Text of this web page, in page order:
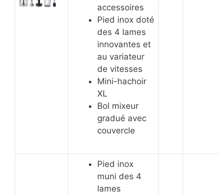
accessoires
Pied inox doté
des 4 lames
innovantes et
au variateur
de vitesses
Mini-hachoir
XL
Bol mixeur
gradué avec
couvercle
Pied inox
muni des 4
lames